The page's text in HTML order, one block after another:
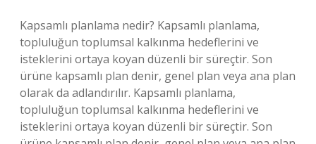
Kapsamlı planlama nedir? Kapsamlı planlama,
topluluğun toplumsal kalkınma hedeflerini ve
isteklerini ortaya koyan düzenli bir süreçtir. Son
ürüne kapsamlı plan denir, genel plan veya ana plan
olarak da adlandırılır. Kapsamlı planlama,
topluluğun toplumsal kalkınma hedeflerini ve
isteklerini ortaya koyan düzenli bir süreçtir. Son